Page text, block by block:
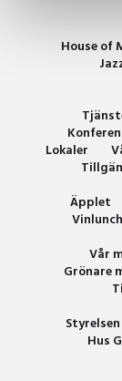
House of
Lokaler
Äpplet
Vår
Grönare
Styrelsen
Hus